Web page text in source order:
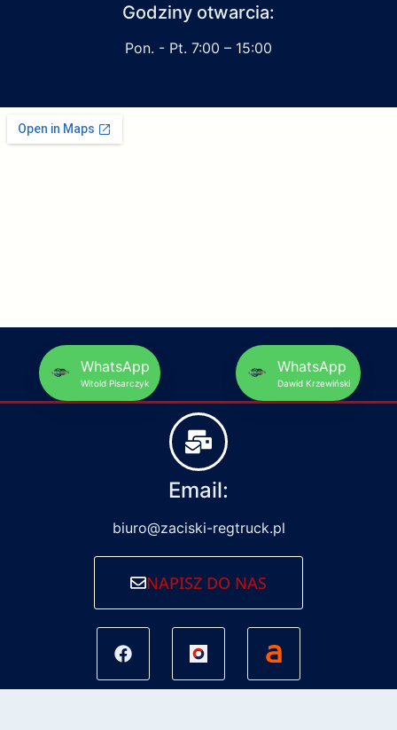
Godziny otwarcia:
Pon. - Pt. 7:00 – 15:00
WhatsApp
Witold Pisarczyk
WhatsApp
Dawid Krzewiński
Email:
biuro@zaciski-regtruck.pl
NAPISZ DO NAS